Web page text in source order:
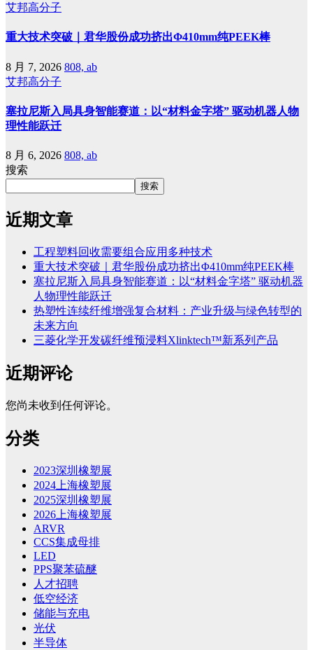
艾邦高分子
重大技术突破｜君华股份成功挤出Φ410mm纯PEEK棒
8 月 7, 2026 808, ab
艾邦高分子
塞拉尼斯入局具身智能赛道：以“材料金字塔” 驱动机器人物
理性能跃迁
8 月 6, 2026 808, ab
搜索
搜索
近期文章
工程塑料回收需要组合应用多种技术
重大技术突破｜君华股份成功挤出Φ410mm纯PEEK棒
塞拉尼斯入局具身智能赛道：以“材料金字塔” 驱动机器
人物理性能跃迁
热塑性连续纤维增强复合材料：产业升级与绿色转型的
未来方向
三菱化学开发碳纤维预浸料Xlinktech™新系列产品
近期评论
您尚未收到任何评论。
分类
2023深圳橡塑展
2024上海橡塑展
2025深圳橡塑展
2026上海橡塑展
ARVR
CCS集成母排
LED
PPS聚苯硫醚
人才招聘
低空经济
储能与充电
光伏
半导体